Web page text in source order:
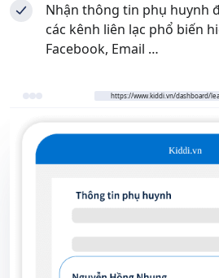
Nhận thông tin phụ huynh
các kênh liên lạc phổ biến
Facebook, Email …
https://www.kiddi.vn/dashboard/